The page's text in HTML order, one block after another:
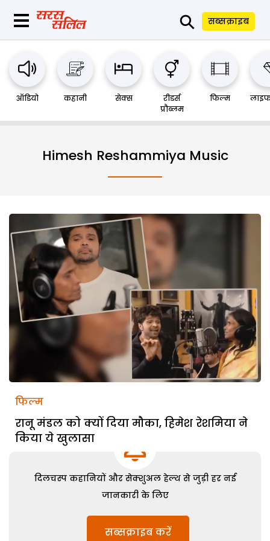
⚲ सब्सक्राइब
ऑडियो कहानी सेक्स
रीडर्स
प्रौब्लम
फिल्म
Himesh Reshammiya Music
फिल्म
रानू मंडल को क्यों दिया मौका, हिमेश रेशमिया ने
किया ये खुलासा
दिलचस्प कहानियों और सेक्शुअल हेल्थ से जुड़ी हर नई
जानकारी के लिए
सब्सक्राइब करें